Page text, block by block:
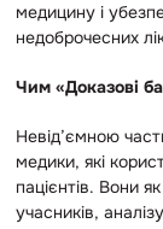
медицину і
недоброчесних
Чим «Доказові
Невід’ємною
медики, які
пацієнтів. Вони
учасників,